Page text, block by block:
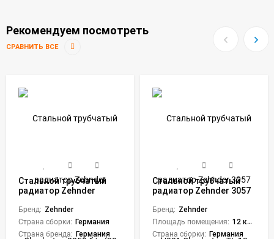
Рекомендуем посмотреть
СРАВНИТЬ ВСЕ
Стальной трубчатый
радиатор Zehnder
секций)
Бренд: Zehnder
Страна сборки: Германия
Страна бренда: Германия
Стальной трубчатый
радиатор Zehnder 3057
секций
Бренд: Zehnder
Площадь помещения: 12 кв. м.
Страна сборки: Германия